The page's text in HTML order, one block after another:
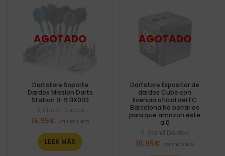
Dartstore Soporte
Dardos Mission Darts
Station 9-9 BX003
0 Stand Dardos
16,95€ Iva incluido
LEER MÁS
Dartstore Expositor de
dardos Cube con
licencia oficial del FC
Barcelona No borrar es
para que amazon este
a 0
0 Stand Dardos
16,95€ Iva incluido